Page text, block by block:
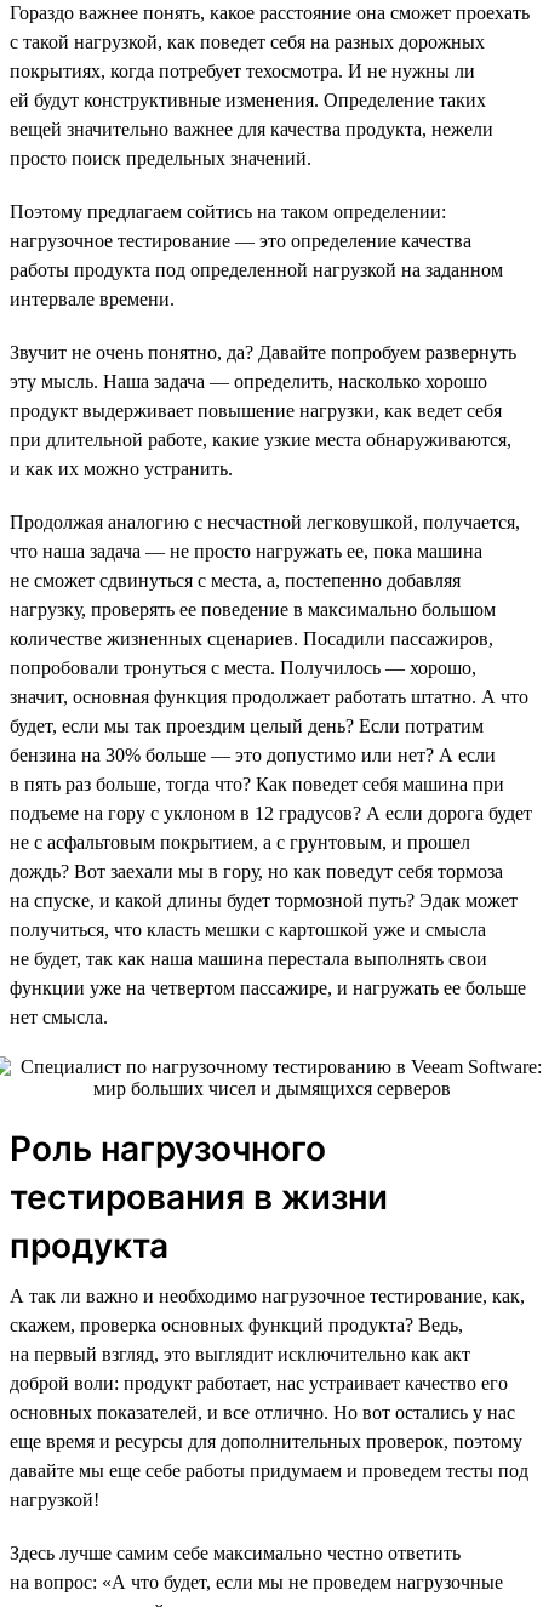
Гораздо важнее понять, какое расстояние она сможет проехать
с такой нагрузкой, как поведет себя на разных дорожных
покрытиях, когда потребует техосмотра. И не нужны ли
ей будут конструктивные изменения. Определение таких
вещей значительно важнее для качества продукта, нежели
просто поиск предельных значений.
Поэтому предлагаем сойтись на таком определении:
нагрузочное тестирование — это определение качества
работы продукта под определенной нагрузкой на заданном
интервале времени.
Звучит не очень понятно, да? Давайте попробуем развернуть
эту мысль. Наша задача — определить, насколько хорошо
продукт выдерживает повышение нагрузки, как ведет себя
при длительной работе, какие узкие места обнаруживаются,
и как их можно устранить.
Продолжая аналогию с несчастной легковушкой, получается,
что наша задача — не просто нагружать ее, пока машина
не сможет сдвинуться с места, а, постепенно добавляя
нагрузку, проверять ее поведение в максимально большом
количестве жизненных сценариев. Посадили пассажиров,
попробовали тронуться с места. Получилось — хорошо,
значит, основная функция продолжает работать штатно. А что
будет, если мы так проездим целый день? Если потратим
бензина на 30% больше — это допустимо или нет? А если
в пять раз больше, тогда что? Как поведет себя машина при
подъеме на гору с уклоном в 12 градусов? А если дорога будет
не с асфальтовым покрытием, а с грунтовым, и прошел
дождь? Вот заехали мы в гору, но как поведут себя тормоза
на спуске, и какой длины будет тормозной путь? Эдак может
получиться, что класть мешки с картошкой уже и смысла
не будет, так как наша машина перестала выполнять свои
функции уже на четвертом пассажире, и нагружать ее больше
нет смысла.
Роль нагрузочного
тестирования в жизни
продукта
А так ли важно и необходимо нагрузочное тестирование, как,
скажем, проверка основных функций продукта? Ведь,
на первый взгляд, это выглядит исключительно как акт
доброй воли: продукт работает, нас устраивает качество его
основных показателей, и все отлично. Но вот остались у нас
еще время и ресурсы для дополнительных проверок, поэтому
давайте мы еще себе работы придумаем и проведем тесты под
нагрузкой!
Здесь лучше самим себе максимально честно ответить
на вопрос: «А что будет, если мы не проведем нагрузочные